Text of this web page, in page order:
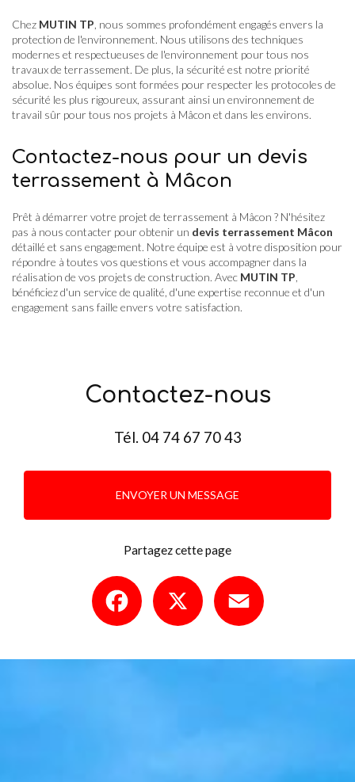
Chez MUTIN TP , nous sommes profondément engagés envers la
protection de l'environnement. Nous utilisons des techniques
modernes et respectueuses de l'environnement pour tous nos
travaux de terrassement. De plus, la sécurité est notre priorité
absolue. Nos équipes sont formées pour respecter les protocoles de
sécurité les plus rigoureux, assurant ainsi un environnement de
travail sûr pour tous nos projets à Mâcon et dans les environs.
Contactez-nous pour un devis
terrassement à Mâcon
Prêt à démarrer votre projet de terrassement à Mâcon ? N'hésitez
pas à nous contacter pour obtenir un devis terrassement Mâcon
détaillé et sans engagement. Notre équipe est à votre disposition pour
répondre à toutes vos questions et vous accompagner dans la
réalisation de vos projets de construction. Avec MUTIN TP
bénéficiez d'un service de qualité, d'une expertise reconnue et d'un
engagement sans faille envers votre satisfaction.
Contactez-nous
Tél. 04 74 67 70 43
ENVOYER UN MESSAGE
Partagez cette page
Facebook